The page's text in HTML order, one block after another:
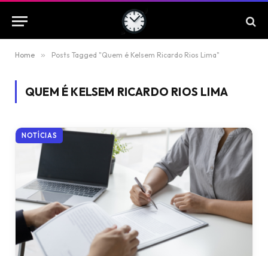
Home » Posts Tagged "Quem é Kelsem Ricardo Rios Lima"
QUEM É KELSEM RICARDO RIOS LIMA
NOTÍCIAS